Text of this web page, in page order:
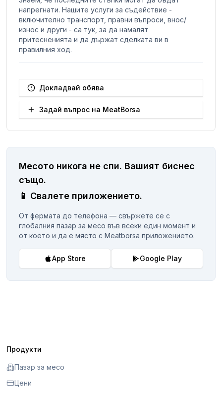
напрегнати. Нашите услуги за съдействие -
включително транспорт, правни въпроси, внос/
износ и други - са тук, за да намалят
притесненията и да държат сделката ви в
правилния ход.
Докладвай обява
Задай въпрос на MeatBorsa
Месото никога не спи. Вашият биснес
същo.
📱 Свалете приложението.
От фермата до телефона — свържете се с
глобалния пазар за месо във всеки един момент и
от което и да е място с Meatborsa приложението.
App Store Google Play
Продукти
Пазар за месо
Цени